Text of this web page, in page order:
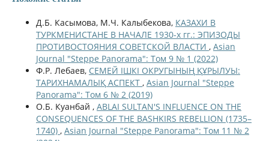
Д.Б. Касымова, М.Ч. Калыбекова, КАЗАХИ В
ТУРКМЕНИСТАНЕ В НАЧАЛЕ 1930-х гг.: ЭПИЗОДЫ
ПРОТИВОСТОЯНИЯ СОВЕТСКОЙ ВЛАСТИ , Asian
Journal "Steppe Panorama": Том 9 № 1 (2022)
Ф.Р. Лебаев, СЕМЕЙ ІШКІ ОКРУГЫНЫҢ ҚҰРЫЛУЫ:
ТАРИХНАМАЛЫҚ АСПЕКТ , Asian Journal "Steppe
Panorama": Том 6 № 2 (2019)
О.Б. Куанбай , ABLAI SULTAN'S INFLUENCE ON THE
CONSEQUENCES OF THE BASHKIRS REBELLION (1735–
1740) , Asian Journal "Steppe Panorama": Том 11 № 2